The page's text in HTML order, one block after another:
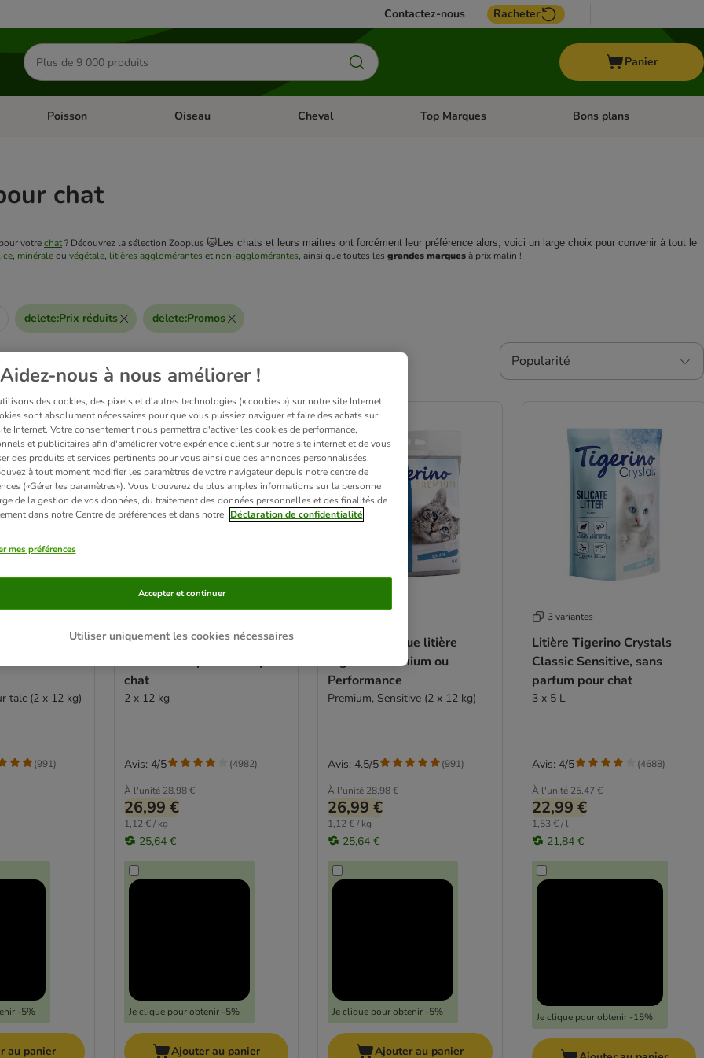
Contactez-nous Racheter
Rechercher
des
produits
Panier
Dérouler les catégories: Rongeur & Co
Poisson Dérouler les catégories: Poisson
Oiseau Dérouler les catégories: Oiseau
Cheval Dérouler les catégories: Cheval
Top Marques Dérouler les catégories: Top
Bons plans
chat
pour votre chat ? Découvrez la sélection Zooplus 🐱 Les chats et leurs maitres ont forcément leur préférence alors, voici un large choix pour convenir à tout le
, minérale ou végétale, litières agglomérantes et non-agglomérantes, ainsi que toutes les grandes marques à prix malin !
delete:Prix réduits delete:Promos
155 Popularité
been changed
litière
ou
talc (2 x 12 kg)
-5%
(991)
au panier
Litière Tigerino Premium,
chat
2 x 12 kg
À l'unité 28,98 €
26,99 €
1,12 € / kg
25,64 €
Je clique pour obtenir -5%
Avis: 4/5 (4982)
Ajouter au panier
Lot économique litière
Tigerino Premium ou
Performance
Premium, Sensitive (2 x 12 kg)
À l'unité 28,98 €
26,99 €
1,12 € / kg
25,64 €
Je clique pour obtenir -5%
Avis: 4.5/5 (991)
Ajouter au panier
3 variantes
Litière Tigerino Crystals
Classic Sensitive, sans
parfum pour chat
3 x 5 L
À l'unité 25,47 €
22,99 €
1,53 € / l
21,84 €
Je clique pour obtenir -15%
Avis: 4/5 (4688)
Aidez-nous à nous améliorer !
des cookies, des pixels et d'autres technologies (« cookies ») sur notre site Internet.
sont absolument nécessaires pour que vous puissiez naviguer et faire des achats sur
Internet. Votre consentement nous permettra d'activer les cookies de performance,
et publicitaires afin d'améliorer votre expérience client sur notre site internet et de vous
des produits et services pertinents pour vous ainsi que des annonces personnalisées.
à tout moment modifier les paramètres de votre navigateur depuis notre centre de
(«Gérer les paramètres»). Vous trouverez de plus amples informations sur la personne
de la gestion de vos données, du traitement des données personnelles et des finalités de
dans notre Centre de préférences et dans notre Déclaration de confidentialité
mes préférences
Utiliser uniquement les cookies nécessaires
Accepter et continuer